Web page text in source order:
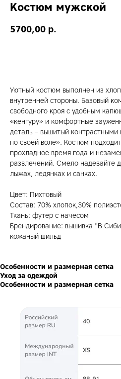
Костюм мужской
5700,00 р.
Уютный костюм выполнен из
внутренней стороны. Базовый
свободного кроя с удобным
«кенгуру» и комфортные
деталь – вышитый
по своей воле». Костюм
прохладное время года и
развлечений. Смело надевайте
лыжах, ледянках и санках.
Цвет: Пихтовый
Состав: 70% хлопок,30%
Ткань: футер с начесом
Брендирование: вышивка "В
кожаный шильд
Особенности и размерная сетка
Уход за одеждой
Особенности и размерная сетка